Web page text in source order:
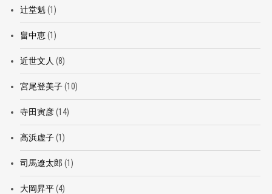
辻堂魁(1)
畠中恵(1)
近世文人 (8)
宮尾登美子(10)
寺田寅彦(14)
高浜虚子(1)
司馬遼太郎 (1)
大岡昇平(4)